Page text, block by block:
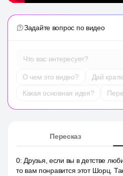
Задайте вопрос по видео
Что вас интересует?
О чем это видео?
Дай
Какая основная идея?
Пересказ
0: Друзья, если вы в детстве
то вам понравится этот Шорц.